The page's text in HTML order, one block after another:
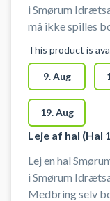
i Smørum
må ikke spilles
This product is
9. Aug
19. Aug
Leje af hal (Hal
Lej en hal
i Smørum
Medbring selv